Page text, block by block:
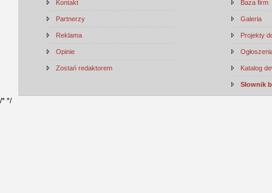
Kontakt
Partnerzy
Reklama
Opinie
Zostań redaktorem
Baza firm
Galeria
Projekty
Katalog
Słownik
/* */